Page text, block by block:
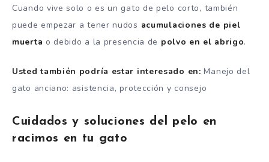
Cuando vive solo o es un gato de pelo corto, también
puede empezar a tener nudos acumulaciones de piel
muerta o debido a la presencia de polvo en el abrigo.
Usted también podría estar interesado en:Manejo del
gato anciano: asistencia, protección y consejo
Cuidados y soluciones del pelo en
racimos en tu gato